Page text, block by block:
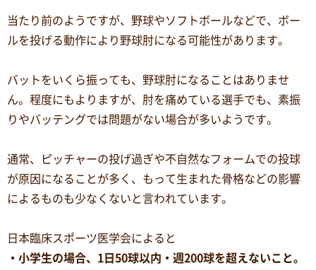
当たり前のようですが、野球やソフトボールなどで、ボー
ルを投げる動作により野球肘になる可能性があります。
バットをいくら振っても、野球肘になることはありませ
ん。程度にもよりますが、肘を痛めている選手でも、素振
りやバッテングでは問題がない場合が多いようです。
通常、ピッチャーの投げ過ぎや不自然なフォームでの投球
が原因になることが多く、もって生まれた骨格などの影響
によるものも少なくないと言われています。
日本臨床スポーツ医学会によると
・小学生の場合、1日50球以内・週200球を超えないこと。